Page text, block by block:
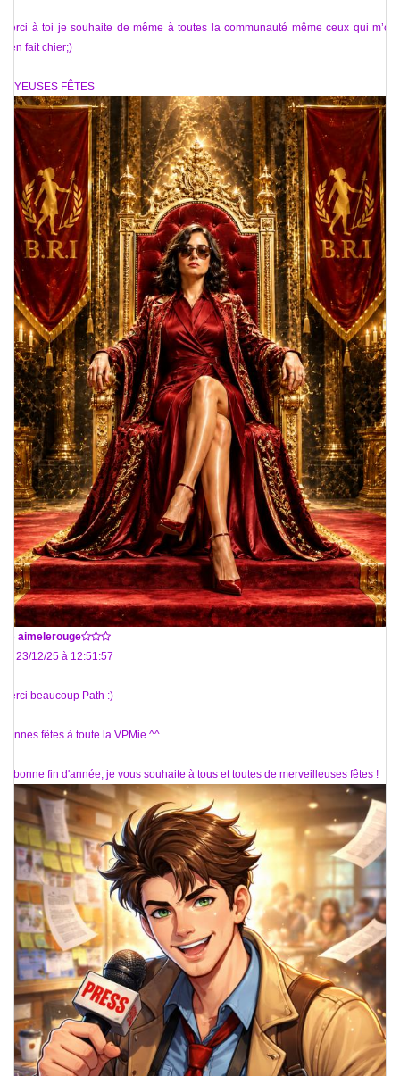
Merci à toi je souhaite de même à toutes la communauté même ceux qui m’ont
bien fait chier;)
JOYEUSES FÊTES
aimelerouge
Le 23/12/25 à 12:51:57
Merci beaucoup Path :)
Bonnes fêtes à toute la VPMie ^^
Et bonne fin d'année, je vous souhaite à tous et toutes de merveilleuses fêtes !